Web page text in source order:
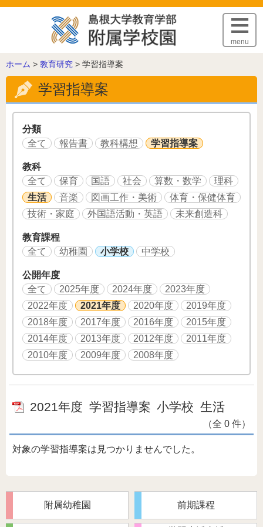
このページの本文へ
menu
こ
の
ー
ジ
ホーム > 教育研究 > 学習指導案
学習指導案
分類
全て
報告書 教科構想 学習指導案
教科
全て
保育 国語 社会 算数・数学
理科
生活
音楽 図画工作・美術
体育・保健体育
技術・家庭
外国語活動・英語 未来創造科
教育課程
全て
幼稚園 小学校 中学校
公開年度
全て
2025年度 2024年度
2023年度
2022年度
2021年度 2020年度
2019年度
2018年度
2017年度 2016年度
2015年度
2014年度
2013年度 2012年度
2011年度
2010年度
2009年度 2008年度
2021年度 学習指導案 小学校 生活
（全 0 件）
対象の学習指導案は見つかりませんでした。
附属幼稚園 前期課程